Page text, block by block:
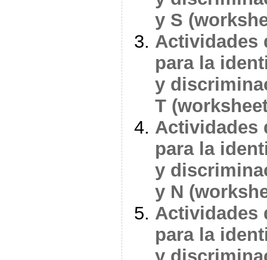
y S
Actividades
para la
y
T
Actividades
para la
y
y N
Actividades
para la